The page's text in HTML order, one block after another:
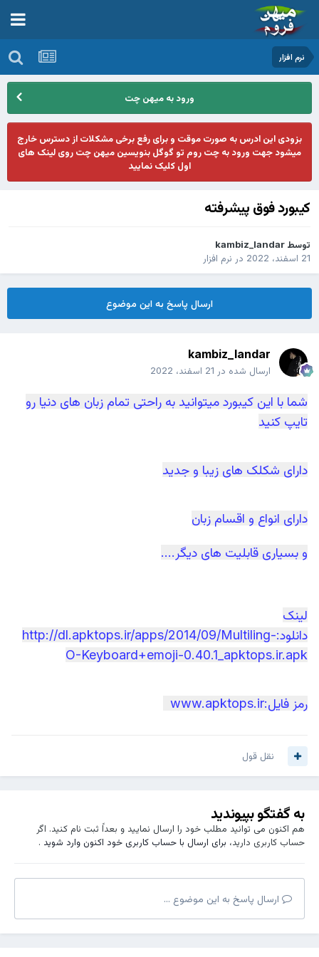
نرم افزار
ورود به میهن چت
بزودی این ادرس به صورت موقت و برای رفع برخی مشکلات از دسترس خارج
میشود جهت ورود به چت روم تو گوگل بنویسین میهن چت روی لینک های
اول کلیک نمایید
کیبورد فوق پیشرفته
توسط kambiz_landar
21 اسفند، 2022
در نرم افزار
ارسال پاسخ به این موضوع
kambiz_landar
ارسال شده در 21 اسفند، 2022
شما با این کیبورد میتوانید به راحتی تمام زبان های دنیا رو
تایپ کنید
دارای شکلک های زیبا و جدید
دارای انواع و اقسام زبان
و بسیاری قابلیت های دیگر....
لینک
دانلود:http://dl.apktops.ir/apps/2014/09/Multiling-
O-Keyboard+emoji-0.40.1_apktops.ir.apk
رمز فایل:www.apktops.ir
نقل قول
به گفتگو بپیوندید
هم اکنون می توانید مطلب خود را ارسال نمایید و بعداً ثبت نام کنید. اگر
حساب کاربری دارید، برای ارسال با حساب کاربری خود اکنون وارد شوید.
ارسال پاسخ به این موضوع ...